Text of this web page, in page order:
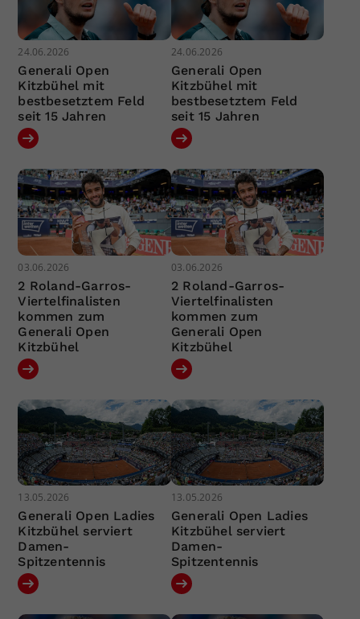
24.06.2026
Generali Open
Kitzbühel mit
bestbesetztem Feld
seit 15 Jahren
24.06.2026
Generali Open
Kitzbühel mit
bestbesetztem Feld
seit 15 Jahren
03.06.2026
2 Roland-Garros-
Viertelfinalisten
kommen zum
Generali Open
Kitzbühel
03.06.2026
2 Roland-Garros-
Viertelfinalisten
kommen zum
Generali Open
Kitzbühel
13.05.2026
Generali Open Ladies
Kitzbühel serviert
Damen-
Spitzentennis
13.05.2026
Generali Open Ladies
Kitzbühel serviert
Damen-
Spitzentennis